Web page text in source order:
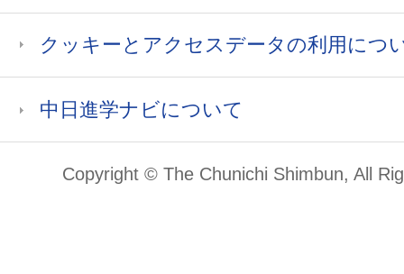
クッキーとアクセスデータの利用につ
中日進学ナビについて
Copyright © The Chunichi Shimbun, All